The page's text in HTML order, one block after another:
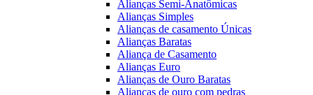
Alianças Semi-Anatômicas
Alianças Simples
Alianças de casamento Únicas
Alianças Baratas
Aliança de Casamento
Alianças Euro
Alianças de Ouro Baratas
Alianças de ouro com pedras